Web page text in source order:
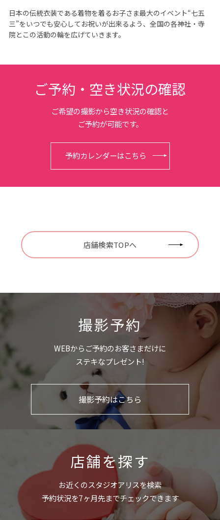
日本の伝統衣装である着物を着るお子さま最大のイベント“七五
三”をいつでも安心してお祝いが出来るよう、全国の各神社・寺
院とこの活動の輪を広げていきます。
ご予約・空き状況の確認
ご希望の撮影から空き状況の確認と
ご予約が可能です。
予約カレンダーはこちら
店舗検索TOPへ
撮影予約
WEBからご予約のお客さまだけに
ステキなプレゼント!
撮影予約はこちら
店舗を探す
お近くのスタジオアリスを検索
予約状況を7ヶ月先までチェックできます